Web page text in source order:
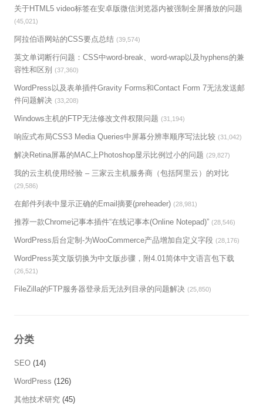
关于HTML5 video标签在安卓版微信浏览器内被强制全屏播放的问题
(45,021)
阿拉伯语网站的CSS要点总结 (39,574)
英文单词断行问题：CSS中word-break、word-wrap以及hyphens的兼
容性和区别
(37,360)
WordPress以及表单插件Gravity Forms和Contact Form 7无法发送邮
件问题解决 (33,208)
Windows主机的FTP无法修改文件权限问题 (31,194)
响应式布局CSS3 Media Queries中屏幕分辨率顺序写法比较 (31,042)
解决Retina屏幕的MAC上Photoshop显示比例过小的问题 (29,827)
我的云主机使用经验 – 三家云主机服务商（包括阿里云）的对比
(29,586)
在邮件列表中显示正确的Email摘要(preheader) (28,981)
推荐一款Chrome记事本插件“在线记事本(Online Notepad)” (28,546)
WordPress后台定制-为WooCommerce产品增加自定义字段 (28,176)
WordPress英文版切换为中文版步骤，附4.01简体中文语言包下载
(26,521)
FileZilla的FTP服务器登录后无法列目录的问题解决 (25,850)
分类
SEO (14)
WordPress (126)
其他技术研究 (45)